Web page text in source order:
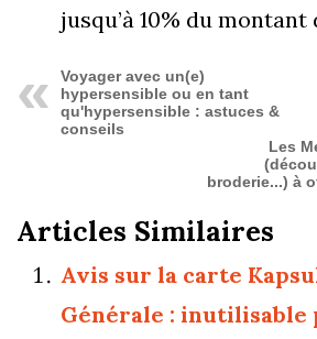
jusqu’à 10% du montant
Voyager avec un(e)
hypersensible ou en tant
qu'hypersensible : astuces &
conseils
Les
broderie...) à
Articles Similaires
Avis sur la carte
Générale : inutilisable